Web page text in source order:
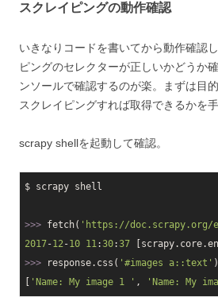
スクレイピングの動作確認
いきなりコードを書いてから動作確認
ピングのセレクターが正しいかどうか
ンソールで確認するのが楽。まずは目
スクレイピングすれば取得できるかを
scrapy shellを起動して確認。
$ scrapy shell
>>> fetch( 'https://doc.scrapy.org/
2017-12-10 11:30:37
>>>
response.css( '#images a::text'
'Name: My image 1 ' , 'Name: My